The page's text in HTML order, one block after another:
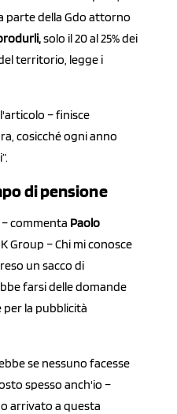
parte della Gdo attorno
solo il 20 al 25% dei
territorio, legge i
– finisce
cosicché ogni anno
di pensione
– commenta Paolo
Group – Chi mi conosce
un sacco di
farsi delle domande
per la pubblicità
se nessuno facesse
spesso anch'io –
arrivato a questa